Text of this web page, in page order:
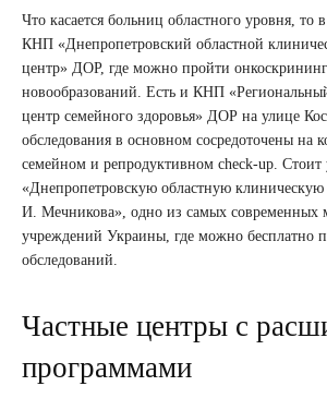
Что касается больниц областного уровня, то
КНП «Днепропетровский областной
центр» ДОР, где можно пройти
новообразований. Есть и КНП
центр семейного здоровья» ДОР на улице
обследования в основном сосредоточены на
семейном и репродуктивном check-up.
«Днепропетровскую областную
И. Мечникова», одно из самых современных
учреждений Украины, где можно бесплатно
обследований.
Частные центры с
программами